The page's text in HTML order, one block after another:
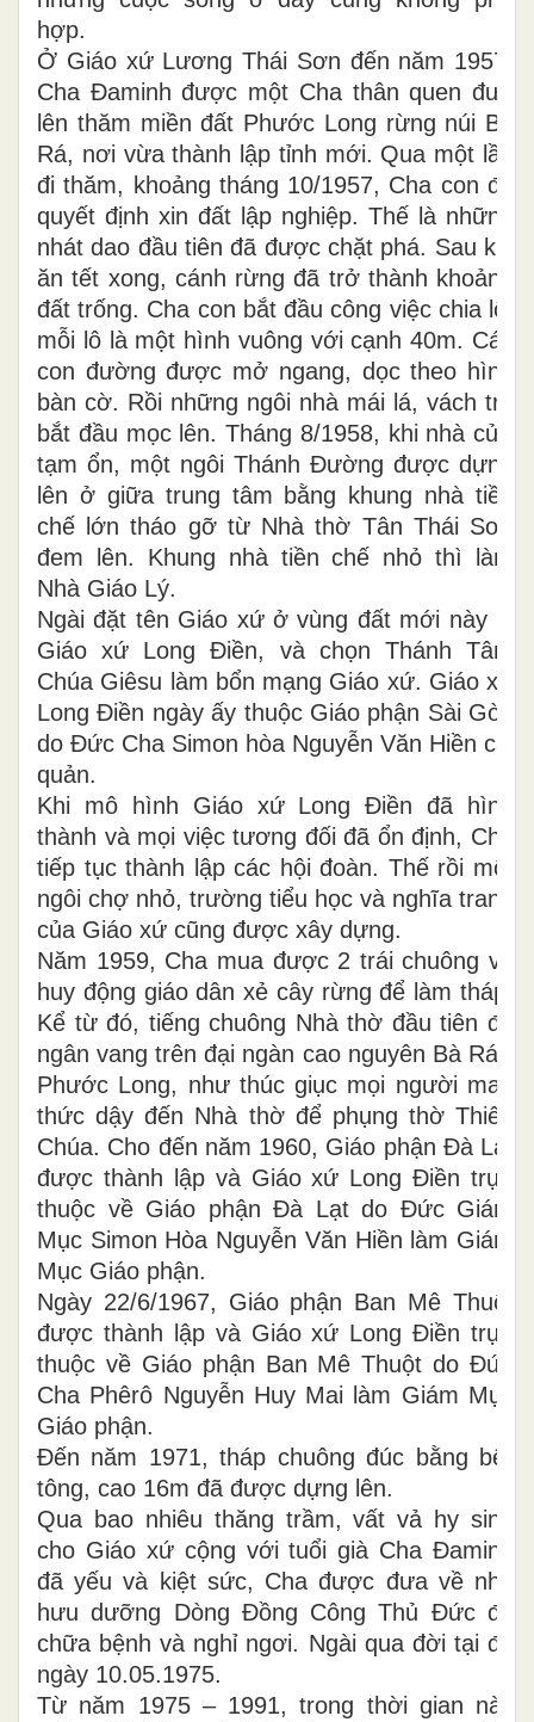
hợp.
Ở Giáo xứ Lương Thái Sơn đến năm 1957,
Cha Đaminh được một Cha thân quen đưa
lên thăm miền đất Phước Long rừng núi Bà
Rá, nơi vừa thành lập tỉnh mới. Qua một lần
đi thăm, khoảng tháng 10/1957, Cha con đã
quyết định xin đất lập nghiệp. Thế là những
nhát dao đầu tiên đã được chặt phá. Sau khi
ăn tết xong, cánh rừng đã trở thành khoảng
đất trống. Cha con bắt đầu công việc chia lô,
mỗi lô là một hình vuông với cạnh 40m. Các
con đường được mở ngang, dọc theo hình
bàn cờ. Rồi những ngôi nhà mái lá, vách tre
bắt đầu mọc lên. Tháng 8/1958, khi nhà cửa
tạm ổn, một ngôi Thánh Đường được dựng
lên ở giữa trung tâm bằng khung nhà tiền
chế lớn tháo gỡ từ Nhà thờ Tân Thái Sơn
đem lên. Khung nhà tiền chế nhỏ thì làm
Nhà Giáo Lý.
Ngài đặt tên Giáo xứ ở vùng đất mới này là
Giáo xứ Long Điền, và chọn Thánh Tâm
Chúa Giêsu làm bổn mạng Giáo xứ. Giáo xứ
Long Điền ngày ấy thuộc Giáo phận Sài Gòn
do Đức Cha Simon hòa Nguyễn Văn Hiền cai
quản.
Khi mô hình Giáo xứ Long Điền đã hình
thành và mọi việc tương đối đã ổn định, Cha
tiếp tục thành lập các hội đoàn. Thế rồi một
ngôi chợ nhỏ, trường tiểu học và nghĩa trang
của Giáo xứ cũng được xây dựng.
Năm 1959, Cha mua được 2 trái chuông và
huy động giáo dân xẻ cây rừng để làm tháp.
Kể từ đó, tiếng chuông Nhà thờ đầu tiên đã
ngân vang trên đại ngàn cao nguyên Bà Rá -
Phước Long, như thúc giục mọi người mau
thức dậy đến Nhà thờ để phụng thờ Thiên
Chúa. Cho đến năm 1960, Giáo phận Đà Lạt
được thành lập và Giáo xứ Long Điền trực
thuộc về Giáo phận Đà Lạt do Đức Giám
Mục Simon Hòa Nguyễn Văn Hiền làm Giám
Mục Giáo phận.
Ngày 22/6/1967, Giáo phận Ban Mê Thuột
được thành lập và Giáo xứ Long Điền trực
thuộc về Giáo phận Ban Mê Thuột do Đức
Cha Phêrô Nguyễn Huy Mai làm Giám Mục
Giáo phận.
Đến năm 1971, tháp chuông đúc bằng bê-
tông, cao 16m đã được dựng lên.
Qua bao nhiêu thăng trầm, vất vả hy sinh
cho Giáo xứ cộng với tuổi già Cha Đaminh
đã yếu và kiệt sức, Cha được đưa về nhà
hưu dưỡng Dòng Đồng Công Thủ Đức để
chữa bệnh và nghỉ ngơi. Ngài qua đời tại đó
ngày 10.05.1975.
Từ năm 1975 – 1991, trong thời gian này